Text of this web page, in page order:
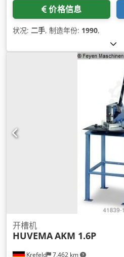
价格信息
状况: 二手, 制造年份: 1990,
Krefeld 7,462 km
开槽机
HUVEMAAKM 1.6P